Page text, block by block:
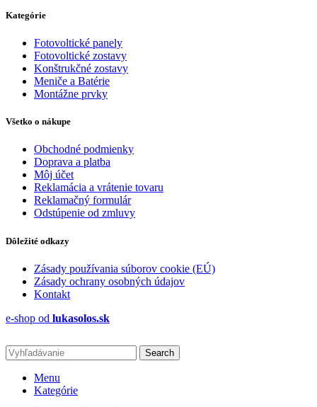
Kategórie
Fotovoltické panely
Fotovoltické zostavy
Konštrukčné zostavy
Meniče a Batérie
Montážne prvky
Všetko o nákupe
Obchodné podmienky
Doprava a platba
Môj účet
Reklamácia a vrátenie tovaru
Reklamačný formulár
Odstúpenie od zmluvy
Dôležité odkazy
Zásady používania súborov cookie (EÚ)
Zásady ochrany osobných údajov
Kontakt
e-shop od lukasolos.sk
Search
Menu
Kategórie